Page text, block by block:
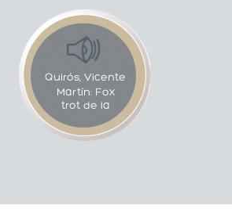
Quirós, Vicente
Martín: Fox
trot de la